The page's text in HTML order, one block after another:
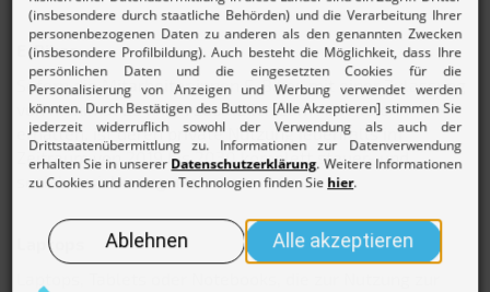
E-Bikes
Sofern die Mitarbeiter:innen E-Bikes mit einer Zulassung
von maximal 25 km/h zusätzlich zum Arbeitslohn
erhalten, ist deren private Nutzung jedenfalls im
Zeitraum von 2019 bis 2030 komplett steuer- und
sozialversicherungsfrei.
Laptops